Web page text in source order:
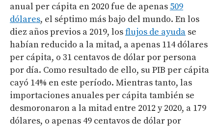
anual per cápita en 2020 fue de apenas 509
dólares, el séptimo más bajo del mundo. En los
diez años previos a 2019, losflujos de ayuda se
habían reducido a la mitad, a apenas 114 dólares
per cápita, o 31 centavos de dólar por persona
por día. Como resultado de ello, su PIB per cápita
cayó 14% en este período. Mientras tanto, las
importaciones anuales per cápita también se
desmoronaron a la mitad entre 2012 y 2020, a 179
dólares, o apenas 49 centavos de dólar por